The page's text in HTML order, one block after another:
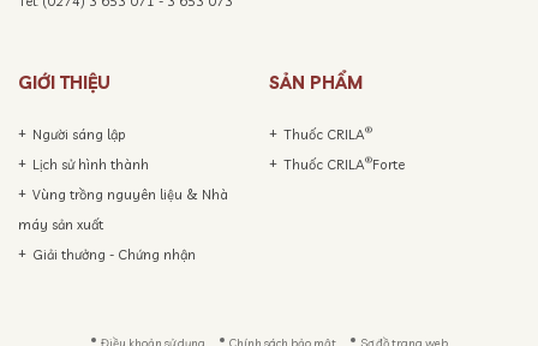
GIỚI THIỆU
Người sáng lập
Lịch sử hình thành
Vùng trồng nguyên liệu & Nhà
máy sản xuất
Giải thưởng - Chứng nhận
SẢN PHẨM
Thuốc CRILA®
Thuốc CRILA®Forte
Điều khoản sử dụng Chính sách bảo mật Sơ đồ trang web